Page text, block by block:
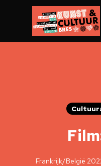
Frankrijk/België